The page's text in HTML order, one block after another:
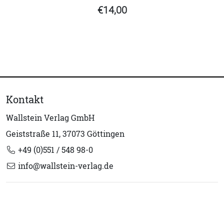
€14,00
Kontakt
Wallstein Verlag GmbH
Geiststraße 11, 37073 Göttingen
+49 (0)551 / 548 98-0
info@wallstein-verlag.de